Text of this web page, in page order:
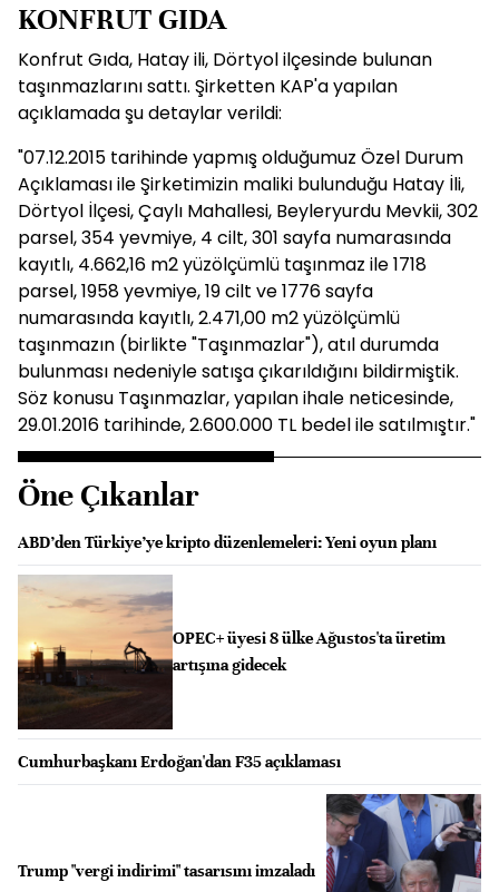
KONFRUT GIDA
Konfrut Gıda, Hatay ili, Dörtyol ilçesinde bulunan
taşınmazlarını sattı. Şirketten KAP'a yapılan
açıklamada şu detaylar verildi:
"07.12.2015 tarihinde yapmış olduğumuz Özel Durum
Açıklaması ile Şirketimizin maliki bulunduğu Hatay İli,
Dörtyol İlçesi, Çaylı Mahallesi, Beyleryurdu Mevkii, 302
parsel, 354 yevmiye, 4 cilt, 301 sayfa numarasında
kayıtlı, 4.662,16 m2 yüzölçümlü taşınmaz ile 1718
parsel, 1958 yevmiye, 19 cilt ve 1776 sayfa
numarasında kayıtlı, 2.471,00 m2 yüzölçümlü
taşınmazın (birlikte "Taşınmazlar"), atıl durumda
bulunması nedeniyle satışa çıkarıldığını bildirmiştik.
Söz konusu Taşınmazlar, yapılan ihale neticesinde,
29.01.2016 tarihinde, 2.600.000 TL bedel ile satılmıştır."
Öne Çıkanlar
ABD’den Türkiye’ye kripto düzenlemeleri: Yeni oyun planı
OPEC+ üyesi 8 ülke Ağustos'ta üretim
artışına gidecek
Cumhurbaşkanı Erdoğan'dan F35 açıklaması
Trump "vergi indirimi" tasarısını imzaladı